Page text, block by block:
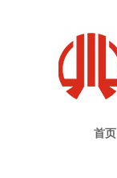
首页